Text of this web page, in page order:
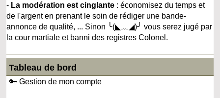
- La modération est cinglante : économisez du temps et
de l'argent en prenant le soin de rédiger une bande-
annonce de qualité, ... Sinon ╰(◣﹏◢)╯ vous serez jugé par
la cour martiale et banni des registres Colonel.
Tableau de bord
🔑 Gestion de mon compte